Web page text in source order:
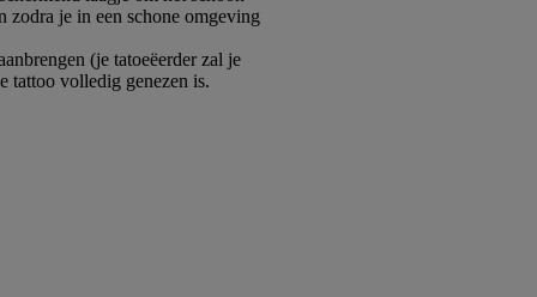
zodra je in een schone omgeving
(je tatoeëerder zal je
tattoo volledig genezen is.